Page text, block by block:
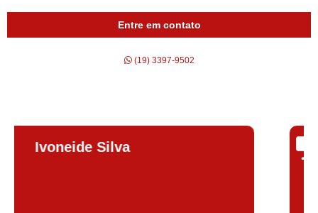
Entre em contato
(19) 3397-9502
Silvana Alves